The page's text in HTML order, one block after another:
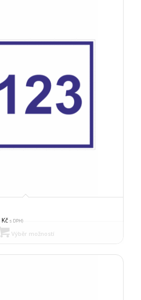
Kčs DPH)
Výběr možností